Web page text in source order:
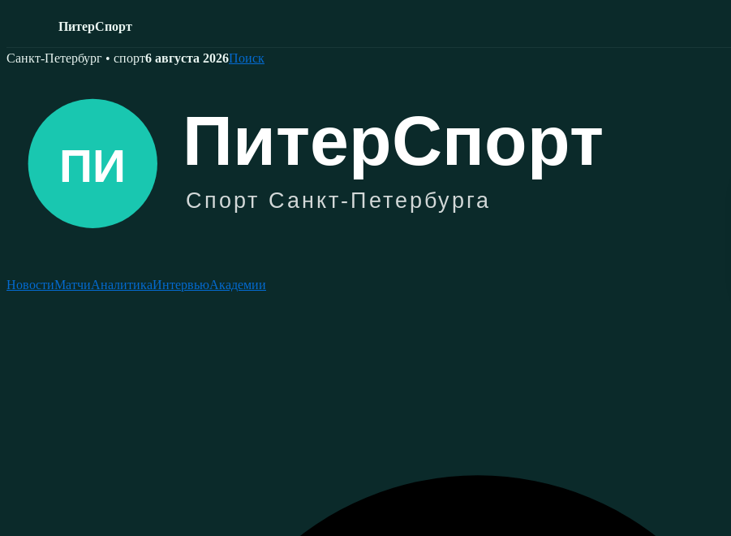
ПитерСпорт
Skip
Санкт-Петербург • спорт6 августа 2026Поиск
НовостиМатчиАналитикаИнтервьюАкадемии